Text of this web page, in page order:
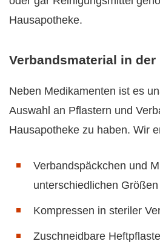
Hausapotheke.
Verbandsmaterial in der
Neben Medikamenten ist es
Auswahl an Pflastern und
Hausapotheke zu haben. Wir
Verbandspäckchen und
unterschiedlichen Größen
Kompressen in steriler
Zuschneidbare